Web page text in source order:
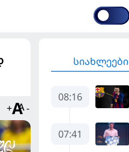
+ -
სიახლეები
08:16
07:41